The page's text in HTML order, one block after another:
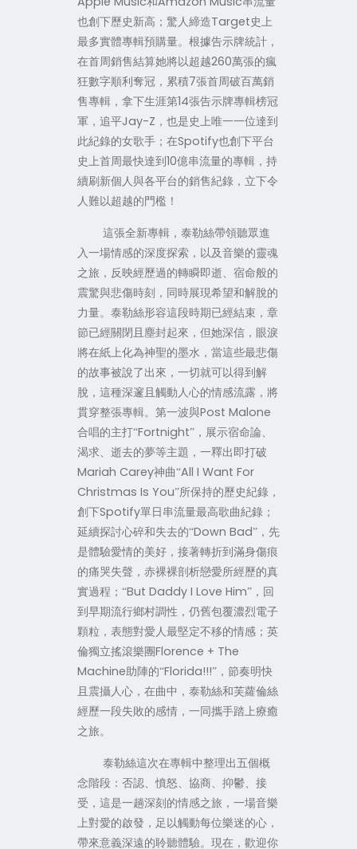
也創下歷史新高；驚人締造Target史上
最多實體專輯預購量。根據告示牌統計，
在首周銷售結算她將以超越260萬張的瘋
狂數字順利奪冠，累積7張首周破百萬銷
售專輯，拿下生涯第14張告示牌專輯榜冠
軍，追平Jay-Z ，也是史上唯一一位達到
此紀錄的女歌手；在Spotify也創下平台
史上首周最快達到 10億串流量的專輯，持
續刷新個人與各平台的銷售紀錄，立下令
人難以超越的門檻！
這張全新專輯，泰勒絲帶領聽眾進
入一場情感的深度探索，以及音樂的靈魂
之旅，反映經歷過的轉瞬即逝、宿命般的
震驚與悲傷時刻，同時展現希望和解脫的
力量。泰勒絲形容這段時期已經結束，章
節已經關閉且塵封起來，但她深信，眼淚
將在紙上化為神聖的墨水，當這些最悲傷
的故事被說了出來，一切就可以得到解
脫，這種深邃且觸動人心的情感流露，將
貫穿整張專輯。第一波與Post Malone
合唱的主打“Fortnight”，展示宿命論、
渴求、逝去的夢等主題，一釋出即打破
Mariah Carey神曲“All I Want For
Christmas Is You”所保持的歷史紀錄，
創下Spotify單日串流量最高歌曲紀錄；
延續探討心碎和失去的“Down Bad”，先
是體驗愛情的美好，接著轉折到滿身傷痕
的痛哭失聲，赤裸裸剖析戀愛所經歷的真
實過程；“But Daddy I Love Him”，回
到早期流行鄉村調性，仍舊包覆濃烈電子
顆粒，表態對愛人最堅定不移的情感；英
倫獨立搖滾樂團Florence + The
Machine助陣的“Florida!!!”，節奏明快
且震攝人心，在曲中，泰勒絲和芙蘿倫絲
經歷一段失敗的感情，一同攜手踏上療癒
之旅。
泰勒絲這次在專輯中整理出五個概
念階段：否認、憤怒、協商、抑鬱、接
受，這是一趟深刻的情感之旅，一場音樂
上對愛的啟發，足以觸動每位樂迷的心，
帶來意義深遠的聆聽體驗。現在，歡迎你